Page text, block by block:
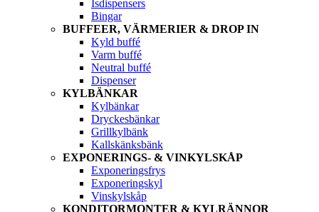
Isdispensers
Bingar
BUFFEER, VÄRMERIER & DROP IN
Kyld buffé
Varm buffé
Neutral buffé
Dispenser
KYLBÄNKAR
Kylbänkar
Dryckesbänkar
Grillkylbänk
Kallskänksbänk
EXPONERINGS- & VINKYLSKÅP
Exponeringsfrys
Exponeringskyl
Vinskylskåp
KONDITORMONTER & KYLRÄNNOR